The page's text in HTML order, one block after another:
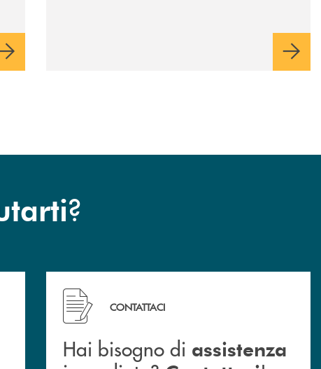
?
Hai bisogno di assistenza immediata? Contattaci !
CONTATTACI
Hai bisogno di assistenza